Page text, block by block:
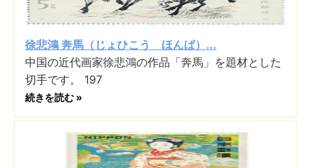
徐悲鴻 奔馬（じょひこう ほんば）...
中国の近代画家徐悲鴻の作品「奔馬」を題材とした
切手です。 197
続きを読む »